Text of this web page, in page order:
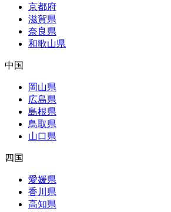
京都府
滋賀県
奈良県
和歌山県
中国
岡山県
広島県
島根県
鳥取県
山口県
四国
愛媛県
香川県
高知県